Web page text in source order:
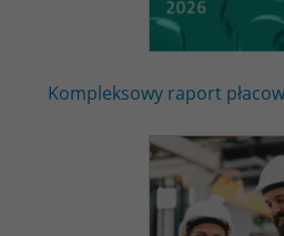
Kompleksowy raport